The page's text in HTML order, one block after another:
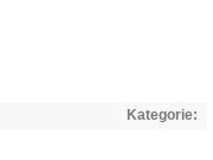
Kategorie: